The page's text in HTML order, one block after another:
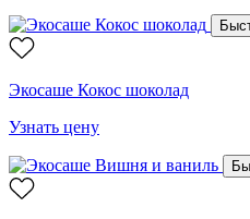
Экосаше Кокос шоколад
Узнать цену